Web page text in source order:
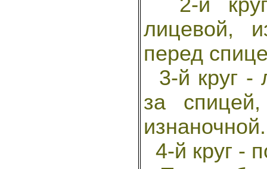
лицевой,
перед
3-й круг -
за
изнаночной.
4-й круг -